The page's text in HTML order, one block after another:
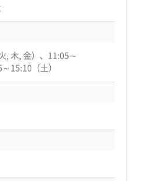
, 木, 金）、11:05～
15:10（土）